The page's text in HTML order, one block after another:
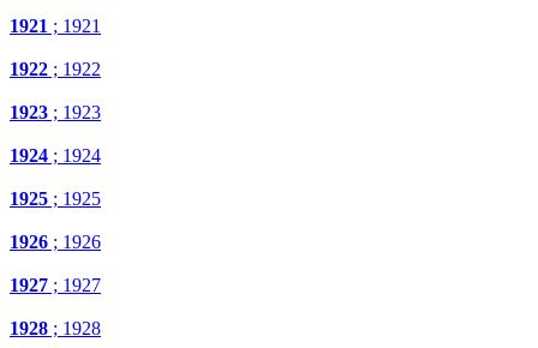
1921 ; 1921
1922 ; 1922
1923 ; 1923
1924 ; 1924
1925 ; 1925
1926 ; 1926
1927 ; 1927
1928 ; 1928